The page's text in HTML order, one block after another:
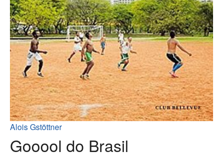
Alois Gstöttner
Gooool do Brasil